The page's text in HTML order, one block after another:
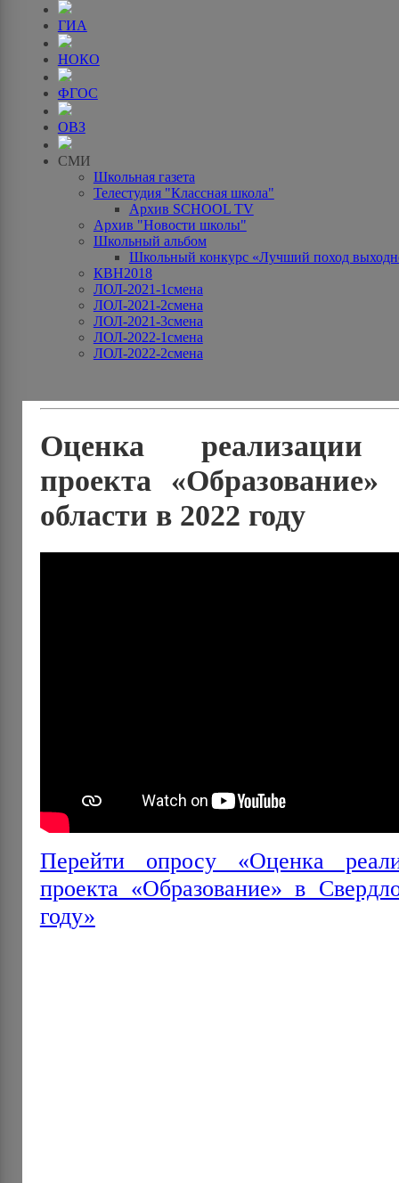
ГИА
НОКО
ФГОС
ОВЗ
СМИ
Школьная газета
Телестудия "Классная школа"
Архив SCHOOL TV
Архив "Новости школы"
Школьный альбом
Школьный конкурс «Лучший поход
КВН2018
ЛОЛ-2021-1смена
ЛОЛ-2021-2смена
ЛОЛ-2021-3смена
ЛОЛ-2022-1смена
ЛОЛ-2022-2смена
Оценка реализации
проекта
области в 2022 году
Перейти опросу «Оценка
проекта «Образование» в
году»